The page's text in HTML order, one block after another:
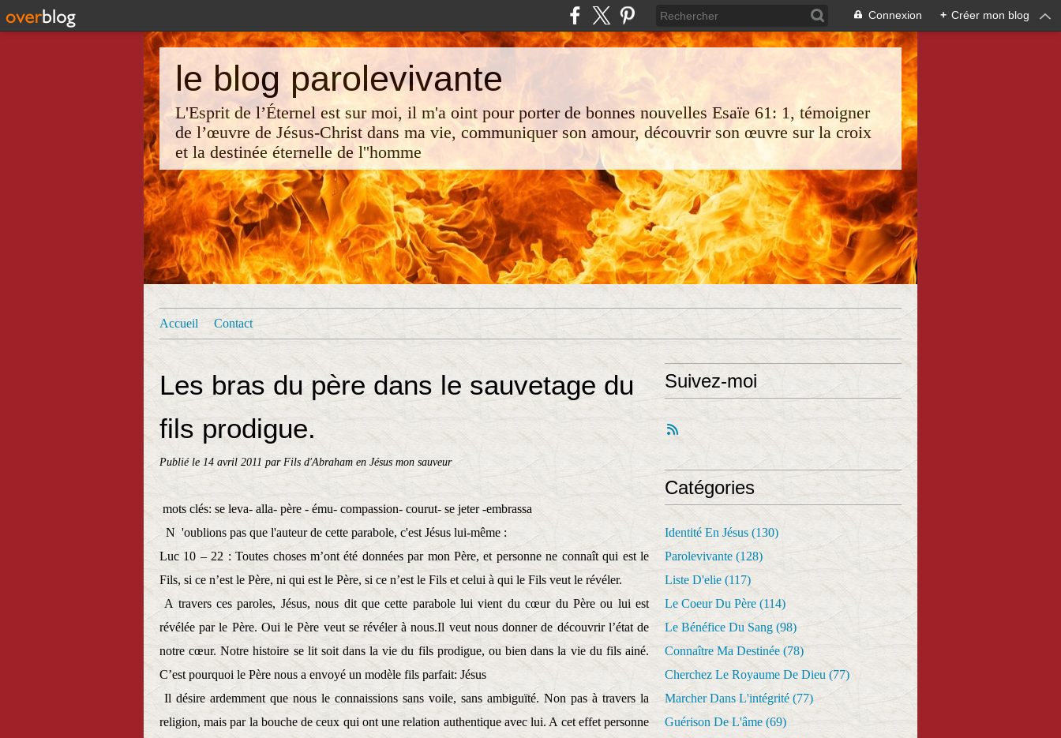
Connexion + Créer mon blog
le blog parolevivante
L'Esprit de l’Éternel est sur moi, il m'a oint pour porter de bonnes nouvelles Esaïe 61: 1, témoigner
de l’œuvre de Jésus-Christ dans ma vie, communiquer son amour, découvrir son œuvre sur la croix
et la destinée éternelle de l''homme
Accueil Contact
Les bras du père dans le sauvetage du
fils prodigue.
Publié le 14 avril 2011 par Fils d'Abraham en Jésus mon sauveur
mots clés: se leva- alla- père - ému- compassion- courut- se jeter -embrassa
N 'oublions pas que l'auteur de cette parabole, c'est Jésus lui-même :
Luc 10 – 22 : Toutes choses m’ont été données par mon Père, et personne ne connaît qui est le
Fils, si ce n’est le Père, ni qui est le Père, si ce n’est le Fils et celui à qui le Fils veut le révéler.
A travers ces paroles, Jésus, nous dit que cette parabole lui vient du cœur du Père ou lui est
révélée par le Père. Oui le Père veut se révéler à nous.Il veut nous donner de découvrir l’état de
notre cœur. Notre histoire se lit soit dans la vie du fils prodigue, ou bien dans la vie du fils ainé.
C’est pourquoi le Père nous a envoyé un modèle fils parfait: Jésus
Il désire ardemment que nous le connaissions sans voile, sans ambiguïté. Non pas à travers la
religion, mais par la bouche de ceux qui ont une relation authentique avec lui. A cet effet personne
Suivez-moi
Catégories
Identité En Jésus (130)
Parolevivante (128)
Liste D'elie (117)
Le Coeur Du Père (114)
Le Bénéfice Du Sang (98)
Connaître Ma Destinée (78)
Cherchez Le Royaume De Dieu (77)
Marcher Dans L'intégrité (77)
Guérison De L'âme (69)